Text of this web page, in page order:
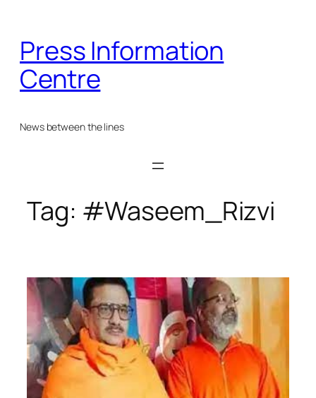
content
Press Information
Centre
News between the lines
Tag: #Waseem_Rizvi